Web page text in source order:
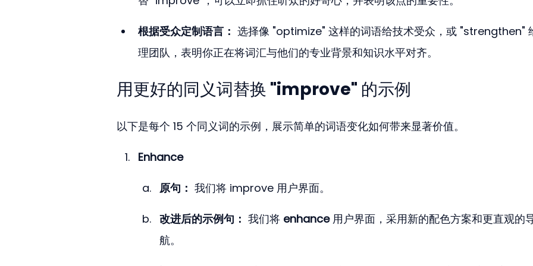
根据受众定制语言： 选择像 "optimize" 这样的词语给技术受众，或 "strengthen"
理团队，表明你正在将词汇与他们的专业背景和知识水平对齐。
用更好的同义词替换 "improve" 的示例
以下是每个 15 个同义词的示例，展示简单的词语变化如何带来显著价值。
Enhance
原句： 我们将 improve 用户界面。
改进后的示例句： 我们将 enhance 用户界面，采用新的配色方案和更直观的
航。